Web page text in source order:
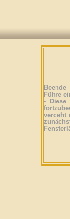
Führe
- Diese
vergeht